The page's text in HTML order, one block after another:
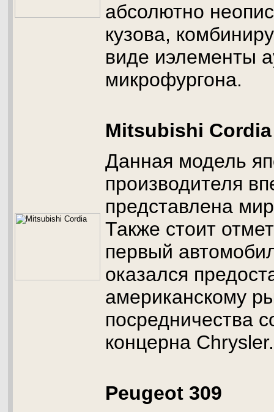
абсолютно
кузова,
виде иэлементы
микрофургона.
Mitsubishi Cordia
Данная модель
производителя
представлена
Также стоит
первый
оказался
американскому
посредничества
концерна Chrysler.
Peugeot 309